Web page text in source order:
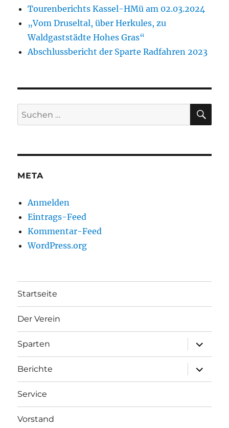
Tourenberichts Kassel-HMü am 02.03.2024
„Vom Druseltal, über Herkules, zu
Waldgaststädte Hohes Gras“
Abschlussbericht der Sparte Radfahren 2023
Suche
nach:
META
Anmelden
Eintrags-Feed
Kommentar-Feed
WordPress.org
Startseite
Der Verein
Sparten
anzeigen
Berichte
anzeigen
Service
Vorstand